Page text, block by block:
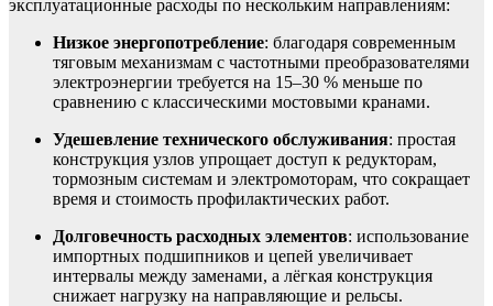
эксплуатационные расходы по нескольким направлениям:
Низкое энергопотребление: благодаря современным
тяговым механизмам с частотными преобразователями
электроэнергии требуется на 15–30 % меньше по
сравнению с классическими мостовыми кранами.
Удешевление технического обслуживания: простая
конструкция узлов упрощает доступ к редукторам,
тормозным системам и электромоторам, что сокращает
время и стоимость профилактических работ.
Долговечность расходных элементов: использование
импортных подшипников и цепей увеличивает
интервалы между заменами, а лёгкая конструкция
снижает нагрузку на направляющие и рельсы.